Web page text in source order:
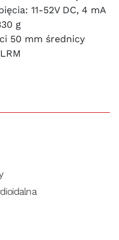
11-52V DC, 4 mA
g
50 mm średnicy